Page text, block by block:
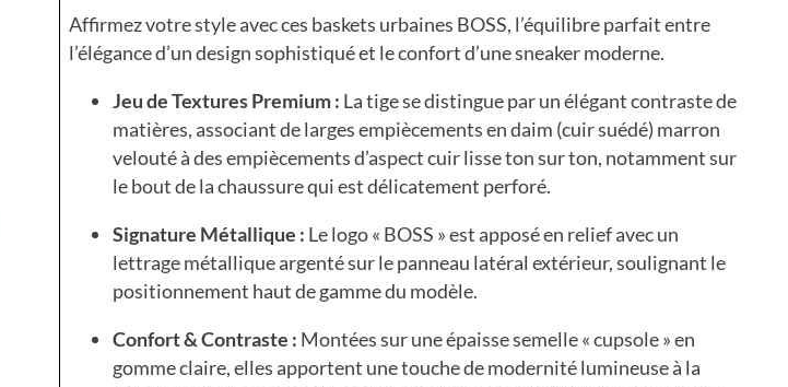
Affirmez votre style avec ces baskets urbaines BOSS, l’équilibre parfait entre
l’élégance d’un design sophistiqué et le confort d’une sneaker moderne.
Jeu de Textures Premium : La tige se distingue par un élégant contraste de
matières, associant de larges empiècements en daim (cuir suédé) marron
velouté à des empiècements d’aspect cuir lisse ton sur ton, notamment sur
le bout de la chaussure qui est délicatement perforé.
Signature Métallique : Le logo « BOSS » est apposé en relief avec un
lettrage métallique argenté sur le panneau latéral extérieur, soulignant le
positionnement haut de gamme du modèle.
Confort & Contraste : Montées sur une épaisse semelle « cupsole » en
gomme claire, elles apportent une touche de modernité lumineuse à la